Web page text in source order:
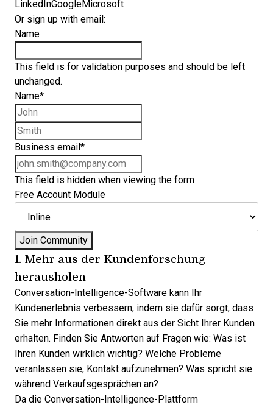
LinkedInGoogleMicrosoft
Or sign up with email:
Name
This field is for validation purposes and should be left
unchanged.
Name*
Business email *
This field is hidden when viewing the form
Free Account Module
1. Mehr aus der Kundenforschung
herausholen
Conversation-Intelligence-Software kann Ihr
Kundenerlebnis verbessern, indem sie dafür sorgt, dass
Sie mehr Informationen direkt aus der Sicht Ihrer Kunden
erhalten. Finden Sie Antworten auf Fragen wie: Was ist
Ihren Kunden wirklich wichtig? Welche Probleme
veranlassen sie, Kontakt aufzunehmen? Was spricht sie
während Verkaufsgesprächen an?
Da die Conversation-Intelligence-Plattform